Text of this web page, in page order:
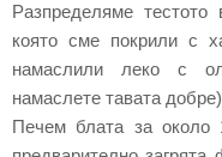
Разпределяме
която сме покрили с
намаслили леко с
намаслете тавата
Печем блата за около